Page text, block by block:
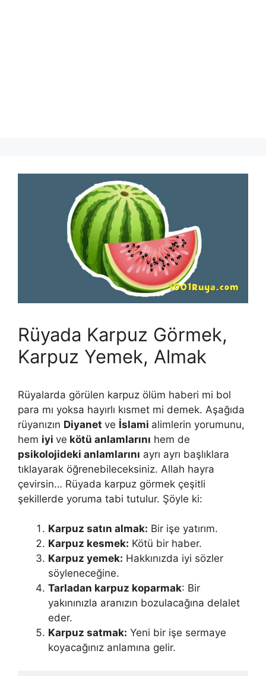
Rüyada Karpuz Görmek,
Karpuz Yemek, Almak
Rüyalarda görülen karpuz ölüm haberi mi bol
para mı yoksa hayırlı kısmet mi demek. Aşağıda
rüyanızın Diyanet ve İslami alimlerin yorumunu,
hem iyi ve kötü anlamlarını hem de
psikolojideki anlamlarını ayrı ayrı başlıklara
tıklayarak öğrenebileceksiniz. Allah hayra
çevirsin… Rüyada karpuz görmek çeşitli
şekillerde yoruma ta­bi tutulur. Şöyle ki:
Karpuz satın almak: Bir işe yatırım.
Karpuz kesmek: Kötü bir haber.
Karpuz yemek: Hakkınızda iyi sözler
söyleneceğine.
Tarladan karpuz koparmak: Bir
yakınınızla aranızın bo­zulacağına delalet
eder.
Karpuz satmak: Yeni bir işe sermaye
koyacağınız anlamına gelir.